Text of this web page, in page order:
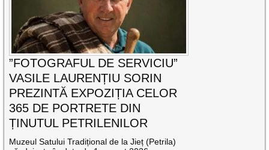
”FOTOGRAFUL DE SERVICIU”
VASILE LAURENȚIU SORIN
PREZINTĂ EXPOZIȚIA CELOR
365 DE PORTRETE DIN
ȚINUTUL PETRILENILOR
Muzeul Satului Tradițional de la Jieț (Petrila)